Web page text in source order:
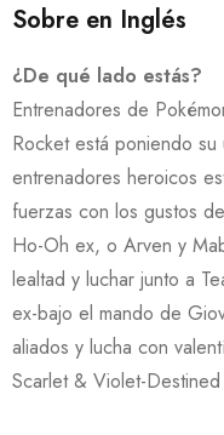
Sobre en Inglés
¿De qué lado estás?
Entrenadores de
Rocket está poniendo su
entrenadores heroicos
fuerzas con los gustos
Ho-Oh ex, o Arven y
lealtad y luchar junto a
ex-bajo el mando de
aliados y lucha con
Scarlet & Violet-Destined